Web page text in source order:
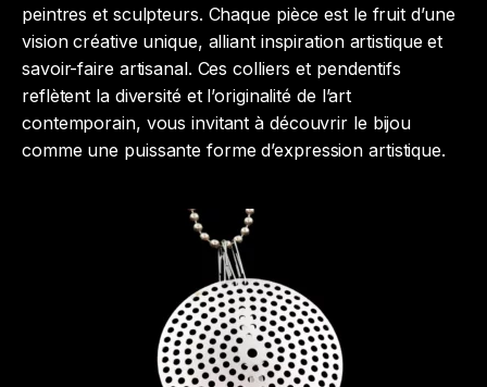
peintres et sculpteurs. Chaque pièce est le fruit d’une
vision créative unique, alliant inspiration artistique et
savoir-faire artisanal. Ces colliers et pendentifs
reflètent la diversité et l’originalité de l’art
contemporain, vous invitant à découvrir le bijou
comme une puissante forme d’expression artistique.